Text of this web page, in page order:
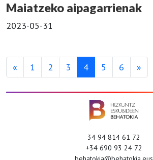
Maiatzeko aipagarrienak
2023-05-31
« 1 2 3 4 5 6 »
34 94 814 61 72
+34 690 93 24 72